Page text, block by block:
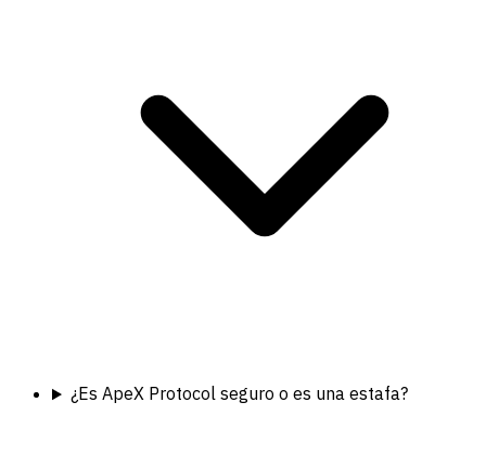
¿Es ApeX Protocol seguro o es una estafa?